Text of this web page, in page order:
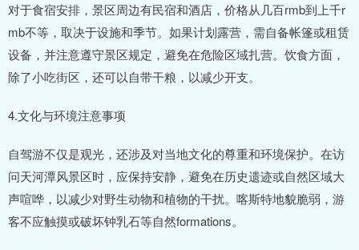
对于食宿安排，景区周边有民宿和酒店，价格从几百rmb到上千r
mb不等，取决于设施和季节。如果计划露营，需自备帐篷或租赁
设备，并注意遵守景区规定，避免在危险区域扎营。饮食方面，
除了小吃街区，还可以自带干粮，以减少开支。
4.文化与环境注意事项
自驾游不仅是观光，还涉及对当地文化的尊重和环境保护。在访
问天河潭风景区时，应保持安静，避免在历史遗迹或自然区域大
声喧哗，以减少对野生动物和植物的干扰。喀斯特地貌脆弱，游
客不应触摸或破坏钟乳石等自然formations。